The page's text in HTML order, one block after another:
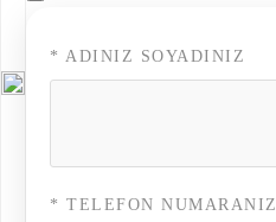
* ADINIZ SOYADINIZ
* TELEFON NUMARANIZ